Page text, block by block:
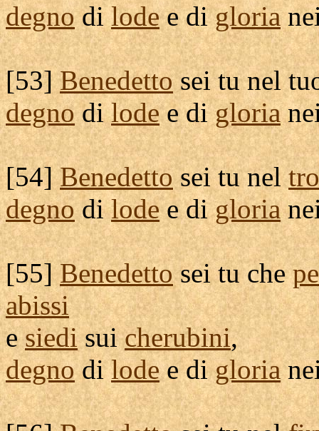
degnodilodee digloria
[53]Benedettosei tu nel
degnodilodee digloria
[54]Benedettosei tu nel
degnodilodee digloria
[55]Benedettosei tu che
abissi
esiedisuicherubini,
degnodilodee digloria